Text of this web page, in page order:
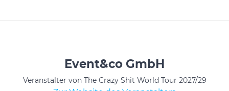
Event&co GmbH
Veranstalter von The Crazy Shit World Tour 2027/29